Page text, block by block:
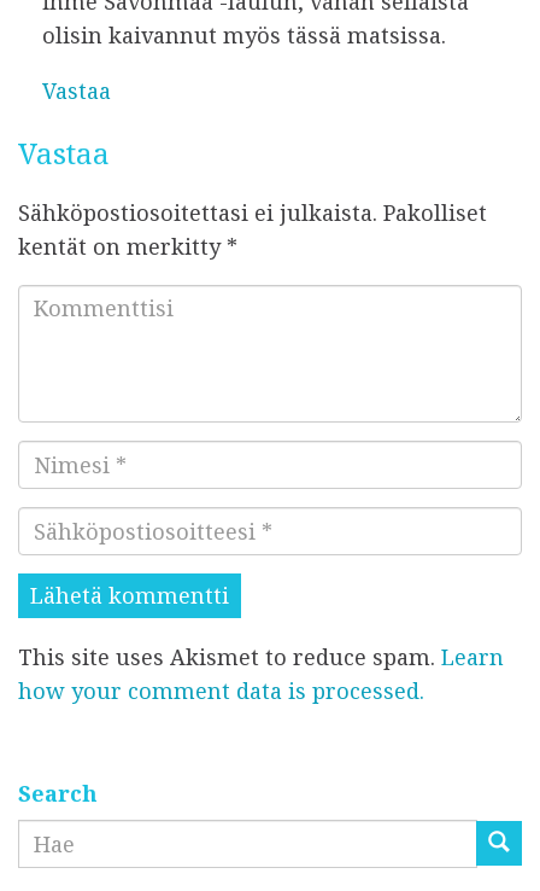
olisin kaivannut myös tässä matsissa.
Vastaa
Vastaa
Sähköpostiosoitettasi ei julkaista. Pakolliset
kentät on merkitty *
e
t
i
*
i
m
e
i
*
ä
h
k
ö
p
t
i
o
This site uses Akismet to reduce spam. Learn
how your comment data is processed.
Search
Etsi